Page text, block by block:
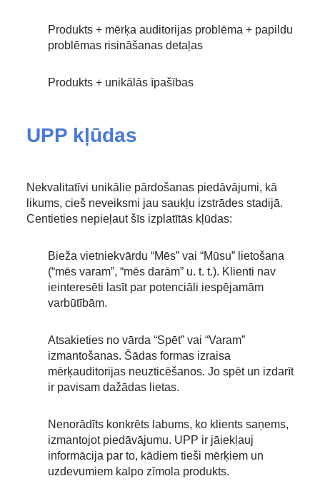
Produkts + mērķa auditorijas problēma + papildu
problēmas risināšanas detaļas
Produkts + unikālās īpašības
UPP kļūdas
Nekvalitatīvi unikālie pārdošanas piedāvājumi, kā
likums, cieš neveiksmi jau saukļu izstrādes stadijā.
Centieties nepieļaut šīs izplatītās kļūdas:
Bieža vietniekvārdu “Mēs” vai “Mūsu” lietošana
(“mēs varam”, “mēs darām” u. t. t.). Klienti nav
ieinteresēti lasīt par potenciāli iespējamām
varbūtībām.
Atsakieties no vārda “Spēt” vai “Varam”
izmantošanas. Šādas formas izraisa
mērķauditorijas neuzticēšanos. Jo spēt un izdarīt
ir pavisam dažādas lietas.
Nenorādīts konkrēts labums, ko klients saņems,
izmantojot piedāvājumu. UPP ir jāiekļauj
informācija par to, kādiem tieši mērķiem un
uzdevumiem kalpo zīmola produkts.